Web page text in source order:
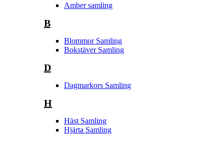
Amber samling
B
Blommor Samling
Bokstäver Samling
D
Dagmarkors Samling
H
Häst Samling
Hjärta Samling